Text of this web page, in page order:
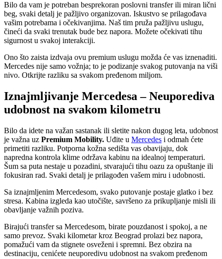
Bilo da vam je potreban besprekoran poslovni transfer ili miran lični
beg, svaki detalj je pažljivo organizovan. Iskustvo se prilagođava
vašim potrebama i očekivanjima. Naš tim pruža pažljivu uslugu,
čineći da svaki trenutak bude bez napora. Možete očekivati tihu
sigurnost u svakoj interakciji.
Ono što zaista izdvaja ovu premium uslugu možda će vas iznenaditi.
Mercedes nije samo vožnja; to je podizanje svakog putovanja na viši
nivo. Otkrijte razliku sa svakom pređenom miljom.
Iznajmljivanje Mercedesa – Neuporediva
udobnost na svakom kilometru
Bilo da idete na važan sastanak ili sletite nakon dugog leta, udobnost
je važna uz Premium Mobility. Uđite u Mercedes i odmah ćete
primetiti razliku. Potporna kožna sedišta vas obavijaju, dok
napredna kontrola klime održava kabinu na idealnoj temperaturi.
Šum sa puta nestaje u pozadini, stvarajući tihu oazu za opuštanje ili
fokusiran rad. Svaki detalj je prilagođen vašem miru i udobnosti.
Sa iznajmljenim Mercedesom, svako putovanje postaje glatko i bez
stresa. Kabina izgleda kao utočište, savršeno za prikupljanje misli ili
obavljanje važnih poziva.
Birajući transfer sa Mercedesom, birate pouzdanost i spokoj, a ne
samo prevoz. Svaki kilometar kroz Beograd prolazi bez napora,
pomažući vam da stignete osveženi i spremni. Bez obzira na
destinaciju, cenićete neuporedivu udobnost na svakom pređenom